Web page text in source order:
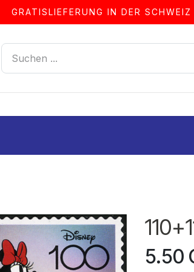
GRATISLIEFERUNG IN DER
5.50